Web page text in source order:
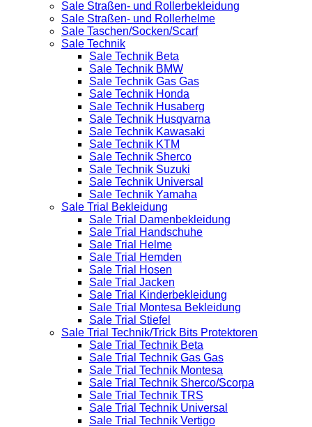
Sale Straßen- und Rollerbekleidung
Sale Straßen- und Rollerhelme
Sale Taschen/Socken/Scarf
Sale Technik
Sale Technik Beta
Sale Technik BMW
Sale Technik Gas Gas
Sale Technik Honda
Sale Technik Husaberg
Sale Technik Husqvarna
Sale Technik Kawasaki
Sale Technik KTM
Sale Technik Sherco
Sale Technik Suzuki
Sale Technik Universal
Sale Technik Yamaha
Sale Trial Bekleidung
Sale Trial Damenbekleidung
Sale Trial Handschuhe
Sale Trial Helme
Sale Trial Hemden
Sale Trial Hosen
Sale Trial Jacken
Sale Trial Kinderbekleidung
Sale Trial Montesa Bekleidung
Sale Trial Stiefel
Sale Trial Technik/Trick Bits Protektoren
Sale Trial Technik Beta
Sale Trial Technik Gas Gas
Sale Trial Technik Montesa
Sale Trial Technik Sherco/Scorpa
Sale Trial Technik TRS
Sale Trial Technik Universal
Sale Trial Technik Vertigo